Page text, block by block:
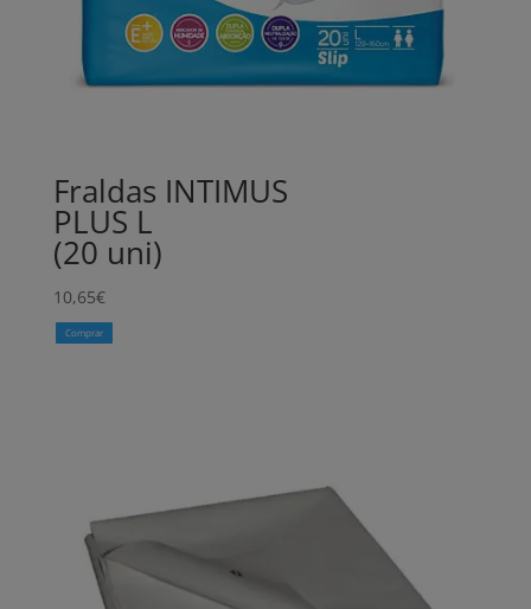
Fraldas INTIMUS
PLUS L
(20 uni)
10,65€
Comprar